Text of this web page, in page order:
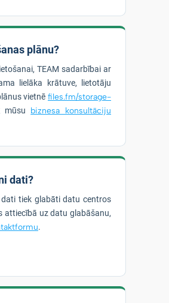
plānu?
TEAM sadarbībai ar
lielāka krātuve, lietotāju
vietnē files.fm/storage-
mūsu biznesa konsultāciju
dati?
tiek glabāti datu centros
attiecībā uz datu glabāšanu,
.